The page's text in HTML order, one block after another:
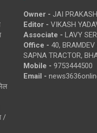
/
Owner - JAI
Editor - VIKASH
Associate - LAVY
Office - 40, BRAMDEV
SAPNA TRACTOR,
Mobile - 9753444500
Email -